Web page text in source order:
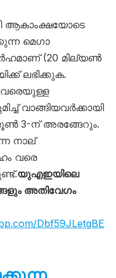
ആകാംക്ഷയോടെ
മെഗാ
(20 മില്യൺ
ലഭിക്കുക.
വാങ്ങിയവർക്കായി
3-ന് അരങ്ങേറും.
നാല്
വരെ
യുഎഇയിലെ
അതിവേഗം
Dbf59JLetgBE